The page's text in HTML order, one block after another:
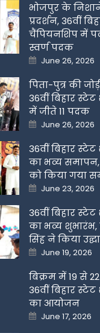
भोजपुर के
प्रदर्शन, 36वीं
चैंपियनशिप में
स्वर्ण पदक
Posted
on
June 26, 2026
पिता-पुत्र की
36वीं बिहार
में जीते 11 पदक
Posted
on
June 26, 2026
36वीं बिहार
का भव्य समापन,
को किया गया
Posted
on
June 23, 2026
36वीं बिहार
का भव्य शुभारंभ,
सिंह ने किया
Posted
on
June 19, 2026
बिक्रम में 19 से
36वीं बिहार
का आयोजन
Posted
on
June 17, 2026